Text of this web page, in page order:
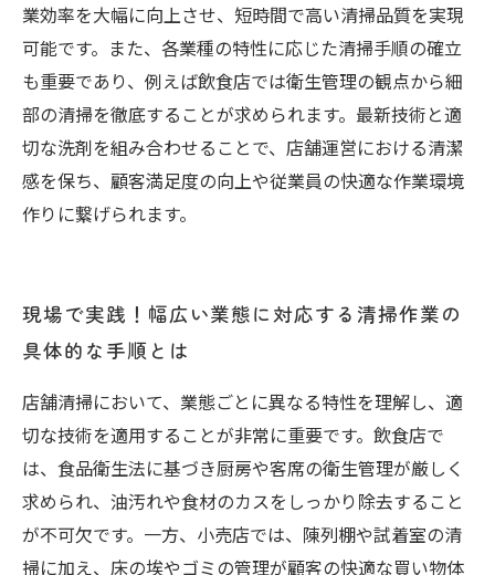
業効率を大幅に向上させ、短時間で高い清掃品質を実現
可能です。また、各業種の特性に応じた清掃手順の確立
も重要であり、例えば飲食店では衛生管理の観点から細
部の清掃を徹底することが求められます。最新技術と適
切な洗剤を組み合わせることで、店舗運営における清潔
感を保ち、顧客満足度の向上や従業員の快適な作業環境
作りに繋げられます。
現場で実践！幅広い業態に対応する清掃作業の
具体的な手順とは
店舗清掃において、業態ごとに異なる特性を理解し、適
切な技術を適用することが非常に重要です。飲食店で
は、食品衛生法に基づき厨房や客席の衛生管理が厳しく
求められ、油汚れや食材のカスをしっかり除去すること
が不可欠です。一方、小売店では、陳列棚や試着室の清
掃に加え、床の埃やゴミの管理が顧客の快適な買い物体